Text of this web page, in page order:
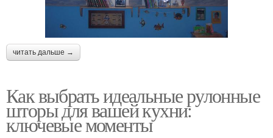
читать дальше →
Как выбрать идеальные рулонные
шторы для вашей кухни:
ключевые моменты